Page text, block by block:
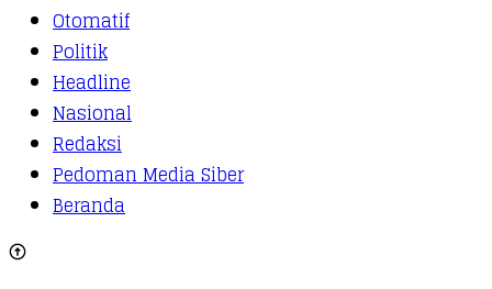
Otomatif
Politik
Headline
Nasional
Redaksi
Pedoman Media Siber
Beranda